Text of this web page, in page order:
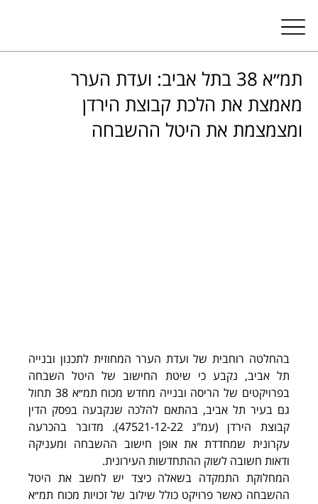
תמ״א 38 בתל אביב: ועדת הערר
מאמצת את הלכת קבוצת הירדן
ומצמצמת את היטל ההשבחה
בפרויקטים של הריסה ובנייה מחדש מכוח תמ״א 38 תחול
גם בעיר תל אביב, בהתאם להלכה שנקבעה בפסק הדין
ודאות חשובה לשוק ההתחדשות העירונית.
המחלוקת התמקדה בשאלה כיצד יש לחשב את היטל
ההשבחה כאשר פרויקט כולל שילוב של זכויות מכוח תמ״א